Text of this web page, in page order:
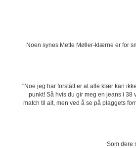
Noen synes Mette Møller-klærne er for
"Noe jeg har forstått er at alle klær kan
punkt! Så hvis du gir meg en jeans i 38
match til alt, men ved å se på plaggets
Som dere